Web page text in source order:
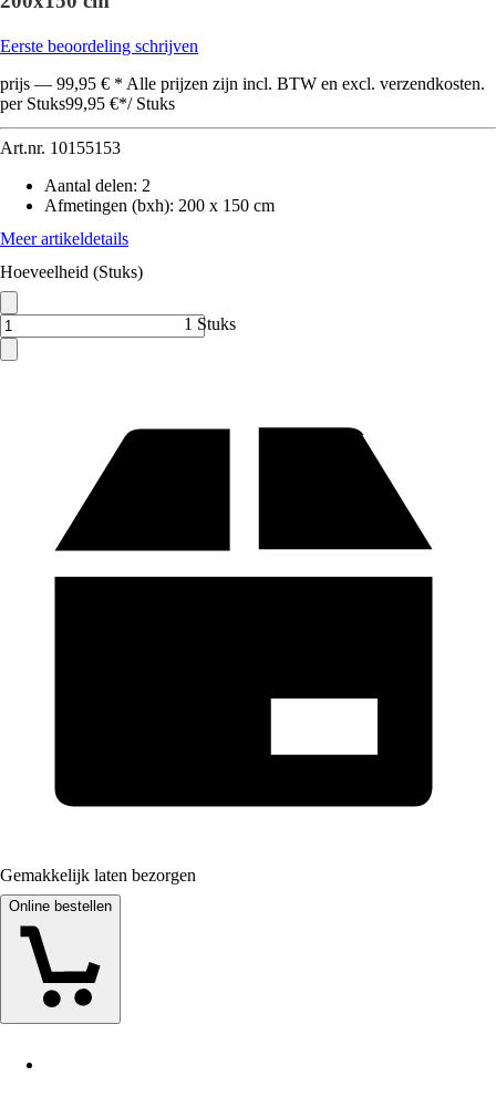
Eerste beoordeling schrijven
prijs — 99,95 € * Alle prijzen zijn incl. BTW en excl. verzendkosten.
per Stuks99,95 €*/ Stuks
Art.nr. 10155153
Aantal delen: 2
Afmetingen (bxh): 200 x 150 cm
Meer artikeldetails
Hoeveelheid (Stuks)
1 Stuks
Gemakkelijk laten bezorgen
Online bestellen